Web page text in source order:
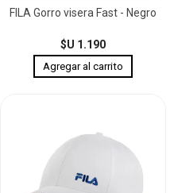
FILA Gorro visera Fast - Negro
$U 1.190